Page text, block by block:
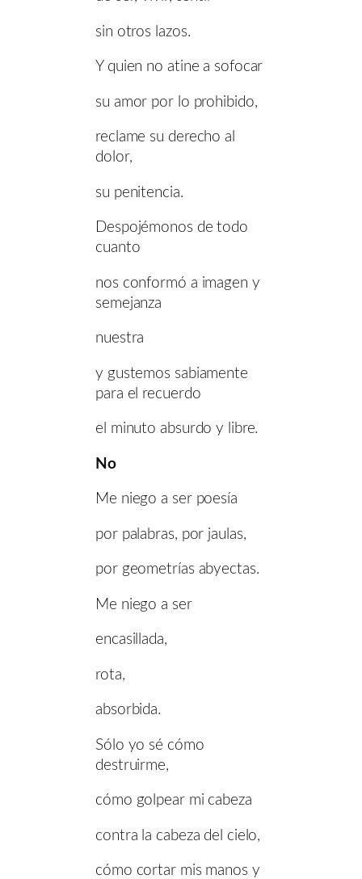
sin otros lazos.
Y quien no atine a sofocar
su amor por lo prohibido,
reclame su derecho al
dolor,
su penitencia.
Despojémonos de todo
cuanto
nos conformó a imagen y
semejanza
nuestra
y gustemos sabiamente
para el recuerdo
el minuto absurdo y libre.
No
Me niego a ser poesía
por palabras, por jaulas,
por geometrías abyectas.
Me niego a ser
encasillada,
rota,
absorbida.
Sólo yo sé cómo
destruirme,
cómo golpear mi cabeza
contra la cabeza del cielo,
cómo cortar mis manos y